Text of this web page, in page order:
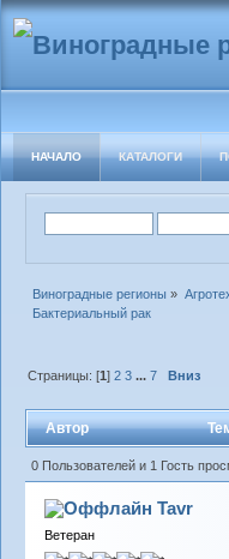
НАЧАЛО КАТАЛОГИ
Виноградные регионы »
Бактериальный рак
Страницы: [1]2 3 ...7 Вниз
Автор
0 Пользователей и 1 Гость
Tavr
Ветеран